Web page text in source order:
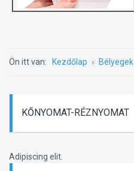
Ön itt van: Kezdőlap Bélyegek
KŐNYOMAT-RÉZNYOMAT
Adipiscing elit.